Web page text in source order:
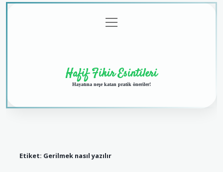
menüyü
aç
Hafif Fikir Esintileri
Hayatına neşe katan pratik öneriler!
Etiket: Gerilmek nasıl yazılır